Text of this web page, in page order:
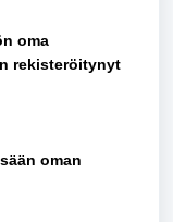
oma
rekisteröitynyt
oman